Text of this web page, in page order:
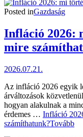
Posted inGazdaság
Infláció 2026:
mire
2026.07.21.
Az infláció 2026 egyik
árváltozások
hogyan alakulnak a
érdemes … Infláció
számíthatunk?Tovább